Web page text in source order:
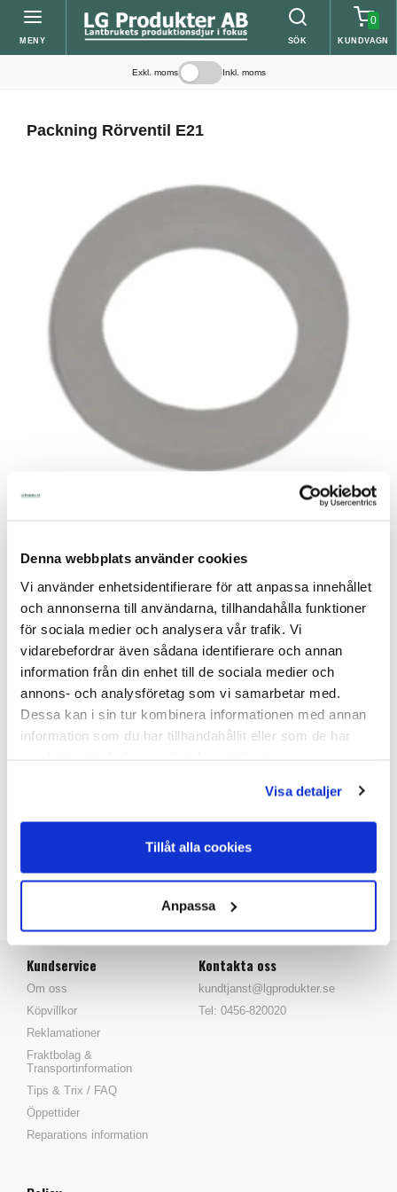
Denna webbplats använder cookies
Vi använder enhetsidentifierare för att anpassa innehållet
och annonserna till användarna, tillhandahålla funktioner
för sociala medier och analysera vår trafik. Vi
vidarebefordrar även sådana identifierare och annan
information från din enhet till de sociala medier och
annons- och analysföretag som vi samarbetar med.
Dessa kan i sin tur kombinera informationen med annan
information som du har tillhandahållit eller som de har
Visa detaljer
Tillåt alla cookies
Anpassa
MENY SÖK
0
KUNDVAGN
Exkl. moms Inkl. moms
Packning Rörventil E21
Artnr: K-6343
Skickas Normalt inom 1-2 vardagar
Artikelnamn:Packning Rörventil E21
11,00
Lägg i kundvagnen
Kundservice
Om oss
Köpvillkor
Reklamationer
Fraktbolag &
Transportinformation
Tips & Trix / FAQ
Öppettider
Reparations information
Kontakta oss
kundtjanst@lgprodukter.se
Tel: 0456-820020